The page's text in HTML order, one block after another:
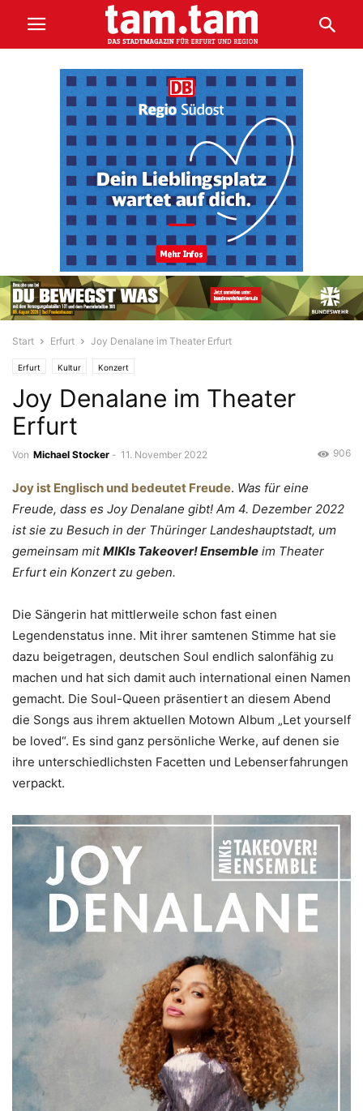
Start Erfurt Joy Denalane im Theater Erfurt
Erfurt Kultur Konzert
Joy Denalane im Theater
Erfurt
Von Michael Stocker - 11. November 2022 906
Joy ist Englisch und bedeutet Freude. Was für eine
Freude, dass es Joy Denalane gibt! Am 4. Dezember 2022
ist sie zu Besuch in der Thüringer Landeshauptstadt, um
gemeinsam mitMIKIs Takeover! Ensemble im Theater
Erfurt ein Konzert zu geben.
Die Sängerin hat mittlerweile schon fast einen
Legendenstatus inne. Mit ihrer samtenen Stimme hat sie
dazu beigetragen, deutschen Soul endlich salonfähig zu
machen und hat sich damit auch international einen Namen
gemacht. Die Soul-Queen präsentiert an diesem Abend
die Songs aus ihrem aktuellen Motown Album „Let yourself
be loved“. Es sind ganz persönliche Werke, auf denen sie
ihre unterschiedlichsten Facetten und Lebenserfahrungen
verpackt.